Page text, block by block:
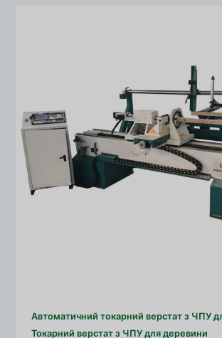
Автоматичний токарний верстат з ЧПУ
Токарний верстат з ЧПУ для деревини